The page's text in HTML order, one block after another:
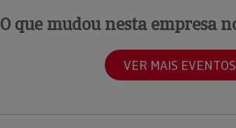
O que mudou nesta empresa
VER MAIS EVENTOS